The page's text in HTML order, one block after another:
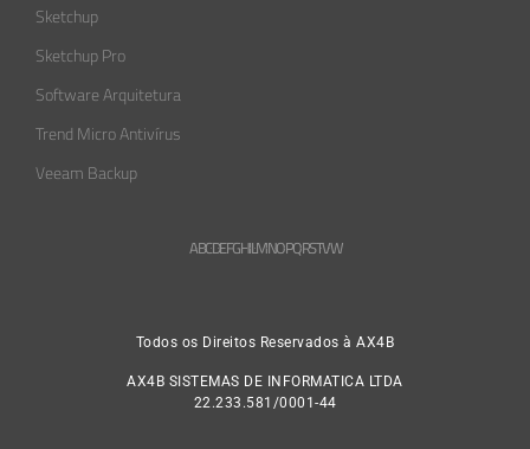
Sketchup
Sketchup Pro
Software Arquitetura
Trend Micro Antivírus
Veeam Backup
ABCDEFGHLMNOPQRSTVW
Todos os Direitos Reservados à AX4B
AX4B SISTEMAS DE INFORMATICA LTDA
22.233.581/0001-44